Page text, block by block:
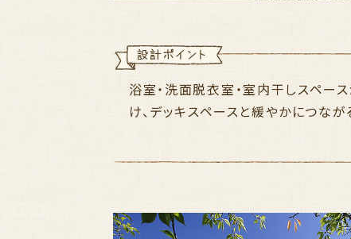
浴室・洗面脱衣室・室内干しスペー
け、デッキスペースと緩やかにつな